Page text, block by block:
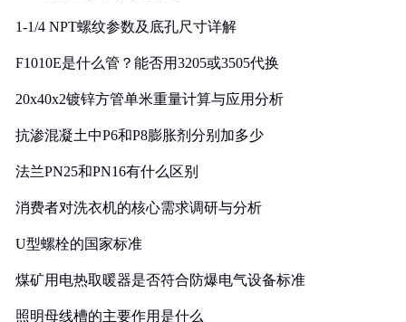
1-1/4 NPT螺纹参数及底孔尺寸详解
F1010E是什么管？能否用3205或3505代换
20x40x2镀锌方管单米重量计算与应用分析
抗渗混凝土中P6和P8膨胀剂分别加多少
法兰PN25和PN16有什么区别
消费者对洗衣机的核心需求调研与分析
U型螺栓的国家标准
煤矿用电热取暖器是否符合防爆电气设备标准
照明母线槽的主要作用是什么